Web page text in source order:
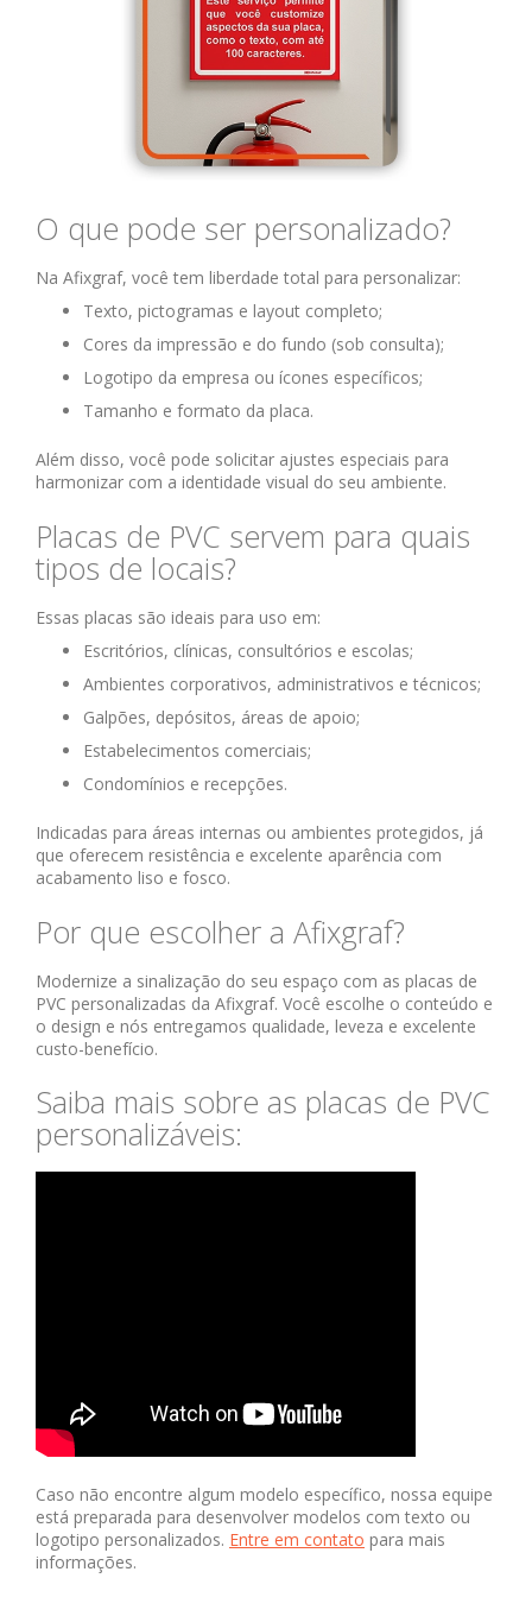
O que pode ser personalizado?
Na Afixgraf, você tem liberdade total para personalizar:
Texto, pictogramas e layout completo;
Cores da impressão e do fundo (sob consulta);
Logotipo da empresa ou ícones específicos;
Tamanho e formato da placa.
Além disso, você pode solicitar ajustes especiais para
harmonizar com a identidade visual do seu ambiente.
Placas de PVC servem para quais
tipos de locais?
Essas placas são ideais para uso em:
Escritórios, clínicas, consultórios e escolas;
Ambientes corporativos, administrativos e técnicos;
Galpões, depósitos, áreas de apoio;
Estabelecimentos comerciais;
Condomínios e recepções.
Indicadas para áreas internas ou ambientes protegidos, já
que oferecem resistência e excelente aparência com
acabamento liso e fosco.
Por que escolher a Afixgraf?
Modernize a sinalização do seu espaço com as placas de
PVC personalizadas da Afixgraf. Você escolhe o conteúdo e
o design e nós entregamos qualidade, leveza e excelente
custo-benefício.
Saiba mais sobre as placas de PVC
personalizáveis:
Caso não encontre algum modelo específico, nossa equipe
está preparada para desenvolver modelos com texto ou
logotipo personalizados. Entre em contato para mais
informações.